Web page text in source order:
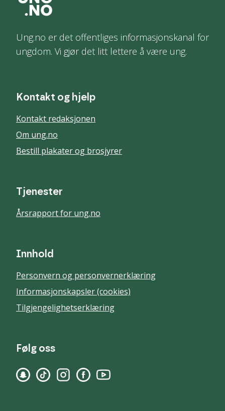
Ung.no er det offentliges informasjonskanal for
ungdom. Vi gjør det litt lettere å være ung.
Kontakt og hjelp
Kontakt redaksjonen
Om ung.no
Bestill plakater og brosjyrer
Tjenester
Årsrapport for ung.no
Innhold
Personvern og personvernerklæring
Informasjonskapsler (cookies)
Tilgjengelighetserklæring
Følg oss